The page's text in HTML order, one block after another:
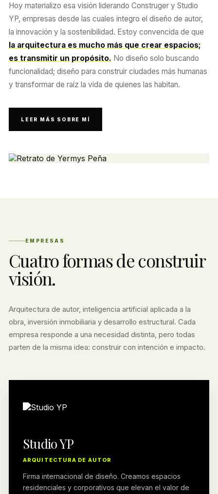
Hoy materializo esa visión liderando Construger y Studio
YP, empresas desde las cuales integro el diseño de autor,
la innovación y la sostenibilidad. Estoy convencida de que
la arquitectura es mucho más que crear espacios;
es transmitir un propósito. No diseño solo buscando
funcionalidad; diseño para construir ciudades más humanas
y transformar de raíz la vida de quienes las habitan.
LEER MÁS SOBRE MÍ
EMPRESAS
Cuatro formas de construir
visión.
Arquitectura de autor, inteligencia artificial aplicada a la
obra, inversión inmobiliaria y desarrollo estructural. Cada
empresa responde a una necesidad distinta, pero todas
parten de la misma idea: construir con intención e impacto.
Studio YP
ARQUITECTURA DE AUTOR
Firma internacional de diseño. Creamos espacios
residenciales y corporativos que elevan el valor de